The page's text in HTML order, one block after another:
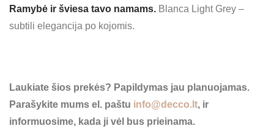
Ramybė ir šviesa tavo namams. Blanca Light Grey –
subtili elegancija po kojomis.
Laukiate šios prekės? Papildymas jau planuojamas.
Parašykite mums el. paštu info@decco.lt, ir
informuosime, kada ji vėl bus prieinama.